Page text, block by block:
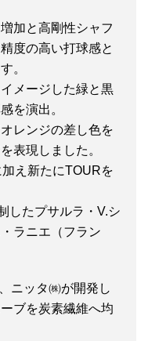
加と高剛性シャフ
度の高い打球感と
。
メージした緑と黒
を演出。
レンジの差し色を
表現しました。
え新たにTOURを
したプサルラ・V.シ
ラニエ（フラン
ッタ㈱が開発し
ブを炭素繊維へ均